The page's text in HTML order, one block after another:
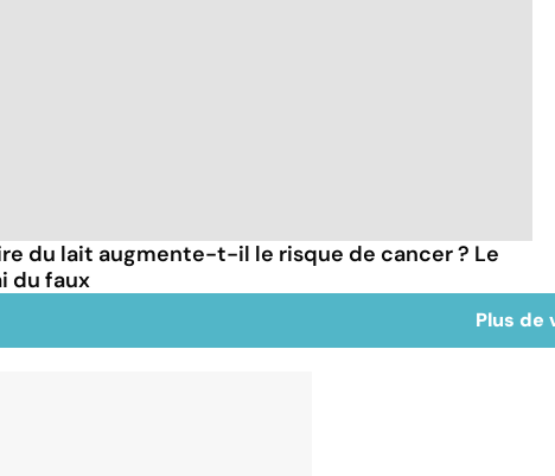
du lait augmente-t-il le risque de cancer ? Le
du faux
Plus de